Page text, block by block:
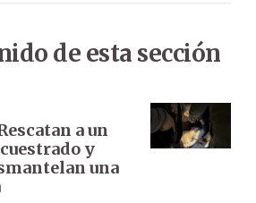
de esta sección
a un
y
una